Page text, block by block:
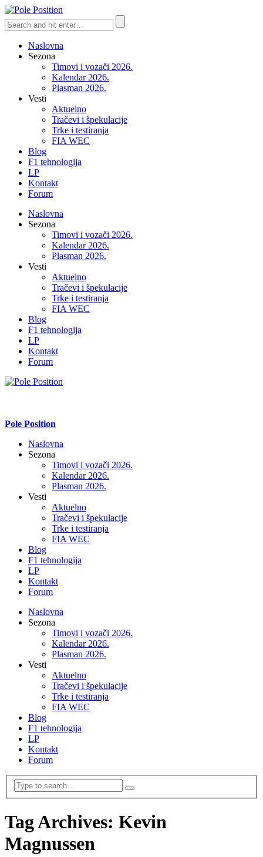
Naslovna
Sezona
Timovi i vozači 2026.
Kalendar 2026.
Plasman 2026.
Vesti
Aktuelno
Tračevi i špekulacije
Trke i testiranja
FIA WEC
Blog
F1 tehnologija
LP
Kontakt
Forum
Naslovna
Sezona
Timovi i vozači 2026.
Kalendar 2026.
Plasman 2026.
Vesti
Aktuelno
Tračevi i špekulacije
Trke i testiranja
FIA WEC
Blog
F1 tehnologija
LP
Kontakt
Forum
Pole Position
Naslovna
Sezona
Timovi i vozači 2026.
Kalendar 2026.
Plasman 2026.
Vesti
Aktuelno
Tračevi i špekulacije
Trke i testiranja
FIA WEC
Blog
F1 tehnologija
LP
Kontakt
Forum
Naslovna
Sezona
Timovi i vozači 2026.
Kalendar 2026.
Plasman 2026.
Vesti
Aktuelno
Tračevi i špekulacije
Trke i testiranja
FIA WEC
Blog
F1 tehnologija
LP
Kontakt
Forum
Tag Archives: Kevin
Magnussen